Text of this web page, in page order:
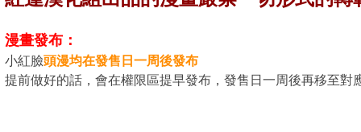
漫畫發布：
小紅臉頭漫均在發售日一周後發布
提前做好的話，會在權限區提早發布，發售日一周後再移至對